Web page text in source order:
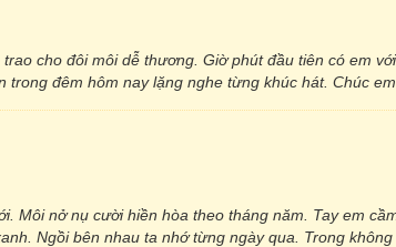
cho đôi môi dễ thương. Giờ phút đầu tiên có em
đêm hôm nay lặng nghe từng khúc hát. Chúc em
Môi nở nụ cười hiền hòa theo tháng năm. Tay em
Ngồi bên nhau ta nhớ từng ngày qua. Trong không